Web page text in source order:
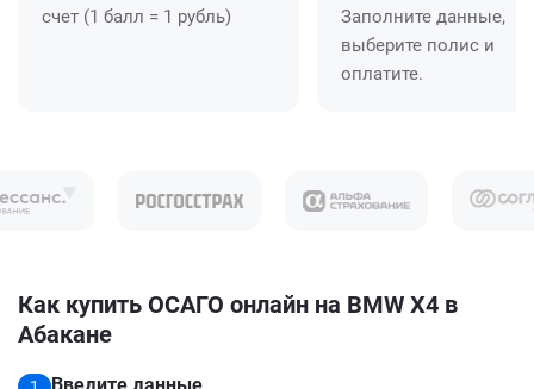
счет (1 балл = 1 рубль)
Заполните данные,
выберите полис и
оплатите.
Как купить ОСАГО онлайн на BMW X4 в
Абакане